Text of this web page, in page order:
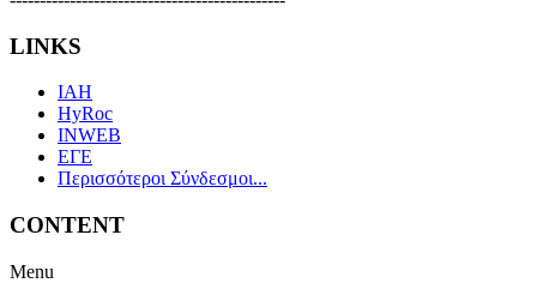
LINKS
IAH
HyRoc
INWEB
ΕΓΕ
Περισσότεροι Σύνδεσμοι...
CONTENT
Menu